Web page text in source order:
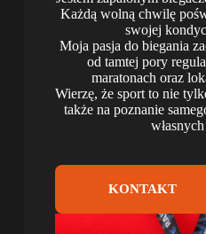
Każdą wolną chwilę
swojej
Moja pasja do biegania
od tamtej pory
maratonach oraz
Wierzę, że sport to nie
także na poznanie
KONTAKT